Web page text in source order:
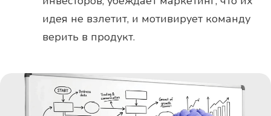
идея не взлетит, и мотивирует команду
верить в продукт.